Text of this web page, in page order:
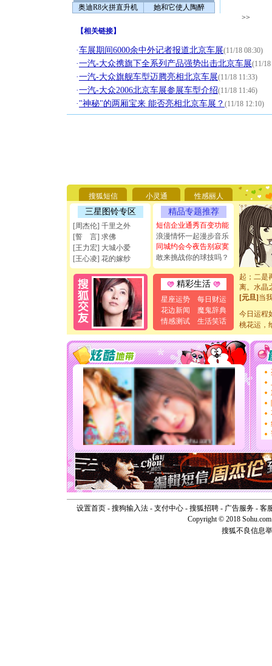
奥迪R8火拼直升机 她和它使人陶醉
>>
【相关链接】
·车展期间6000余中外记者报道北京车展(11/18 08:30)
·一汽-大众携旗下全系列产品强势出击北京车展(11/
·一汽-大众旗舰车型迈腾亮相北京车展(11/18 11:33)
·一汽-大众2006北京车展参展车型介绍(11/18 11:46)
· "神秘"的两厢宝来 能否亮相北京车展？ (11/18 12:10)
搜狐短信 小灵通 性感丽人
三星图铃专区
[周杰伦] 千里之外
[誓 言] 求佛
[王力宏] 大城小爱
[王心凌] 花的嫁纱
精品专题推荐
短信企业通秀百变功能
浪漫情怀一起漫步音乐
同城约会今夜告别寂寞
敢来挑战你的球技吗？
精彩生活
星座运势
每日财运
花边新闻
魔鬼辞典
情感测试
生活笑话
能正大光
天都要快
[圣诞节]
如意,快
[元旦] 看
断电。爱
你是我专
[元旦]如
起；二是
离。水晶
[元旦]当
泣，这痛
卖了。水
[春节]风
道一声平
[春节]传
片叶子是
送你一
[圣诞节]
你太多
要平安
[圣诞节]
能正大
天都要快
[圣诞节]
如意,快
[元旦]看
断电。爱
你是我专
起；二是
离。水晶
[元旦]当
今日运程
桃花运，
设置首页- 搜狗输入法- 支付中心- 搜狐招聘- 广告服务- 客
Copyright © 2018
搜狐不良信息